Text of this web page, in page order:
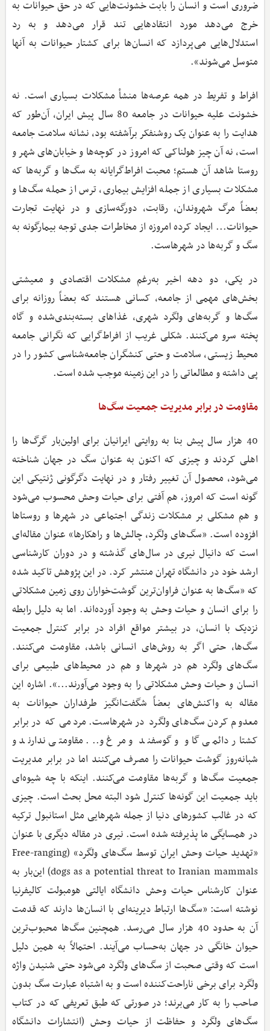
ضروری است و انسان را بابت خشونت‌هایی که در حق حیوانات به
خرج می‌دهد مورد انتقادهایی تند قرار می‌دهد و به رد
استدلال‌هایی می‌پردازد که انسان‌ها برای کشتار حیوانات به آنها
متوسل می‌شوند».
افراط و تفریط در همه عرصه‌ها منشأ مشکلات بسیاری است. نه
خشونت علیه حیوانات در جامعه 80 سال پیش ایران، آن‌طور که
هدایت را به عنوان یک روشنفکر برآشفته بود، نشانه سلامت جامعه
است، نه آن چیز هولناکی که امروز در کوچه‌ها و خیابان‌های شهر و
روستا شاهد آن هستم؛ محبت افراط‌گرایانه به سگ‌ها و گربه‌ها که
مشکلات بسیاری از جمله افزایش بیماری، ترس از حمله سگ‌ها و
بعضاً مرگ شهروندان، رقابت، دورگه‌سازی و در نهایت تجارت
حیوانات... ایجاد کرده امروزه از مخاطرات جدی توجه بیمارگونه به
سگ و گربه‌ها در شهرهاست.
در یکی، دو دهه اخیر به‌رغم مشکلات اقتصادی و معیشتی
بخش‌های مهمی از جامعه، کسانی هستند که بعضاً روزانه برای
سگ‌ها و گربه‌های ولگرد شهری، غذاهای بسته‌بندی‌شده و گاه
پخته سرو می‌کنند. شکلی غریب از افراط‌گرایی که نگرانی جامعه
محیط‌ زیستی، سلامت و حتی کنشگران جامعه‌شناسی کشور را در
پی داشته و مطالعاتی را در این زمینه موجب شده است.
مقاومت در برابر مدیریت جمعیت سگ‌ها
40 هزار سال پیش بنا به روایتی ایرانیان برای اولین‌بار گرگ‌ها را
اهلی کردند و چیزی که اکنون به عنوان سگ در جهان شناخته
می‌شود، محصول آن تغییر رفتار و در نهایت دگرگونی ژنتیکی این‌
گونه است که امروز، هم آفتی برای حیات وحش محسوب می‌شود
و هم مشکلی بر مشکلات زندگی اجتماعی در شهرها و روستاها
افزوده است. «سگ‌های ولگرد، چالش‌ها و راهکارها» عنوان مقاله‌ای
است که دانیال نیری در سال‌های گذشته و در دوران کارشناسی
ارشد خود در دانشگاه تهران منتشر کرد. در این پژوهش تاکید شده
که «سگ‌ها به عنوان فراوان‌ترین گوشت‌خواران روی زمین مشکلاتی
را برای انسان و حیات وحش به وجود آورده‌اند. اما به دلیل رابطه
نزدیک با انسان، در بیشتر مواقع افراد در برابر کنترل جمعیت
سگ‌ها، حتی اگر به روش‌های انسانی باشد، مقاومت می‌کنند.
سگ‌های ولگرد هم در شهرها و هم در محیط‌های طبیعی برای
انسان و حیات وحش مشکلاتی را به وجود می‌آورند...». اشاره این
مقاله به واکنش‌های بعضاً شگفت‌انگیز طرفداران حیوانات به
معدوم‌ کردن سگ‌های ولگرد در شهرهاست. مردمی که در برابر
کشتار دائمی گاو و گوسفند و مرغ و... مقاومتی ندارند و
شبانه‌روز گوشت حیوانات را مصرف می‌کنند اما در برابر مدیریت
جمعیت سگ‌ها و گربه‌ها مقاومت می‌کنند. اینکه با چه شیوه‌ای
باید جمعیت این گونه‌ها کنترل شود البته محل بحث است. چیزی
که در غالب کشورهای دنیا از جمله شهرهایی مثل استانبول ترکیه
در همسایگی ما پذیرفته شده است. نیری در مقاله دیگری با عنوان
«تهدید حیات ‌وحش ایران توسط سگ‌های ولگرد» (Free-ranging
dogs as a potential threat to Iranian mammals) این‌بار به
عنوان کارشناس حیات ‌وحش دانشگاه ایالتی هومبولت کالیفرنیا
نوشته است: «سگ‌ها ارتباط دیرینه‌ای با انسان‌ها دارند که قدمت
آن به حدود 40 هزار سال می‌رسد. همچنین سگ‌ها محبوب‌ترین
حیوان خانگی در جهان به‌حساب می‌آیند. احتمالاً به همین دلیل
است که وقتی صحبت از سگ‌های ولگرد می‌شود حتی شنیدن واژه
ولگرد برای برخی ناراحت‌کننده است و به اشتباه عبارت سگ بدون
صاحب را به کار می‌برند؛ در صورتی که طبق تعریفی که در کتاب
سگ‌های ولگرد و حفاظت از حیات ‌وحش (انتشارات دانشگاه